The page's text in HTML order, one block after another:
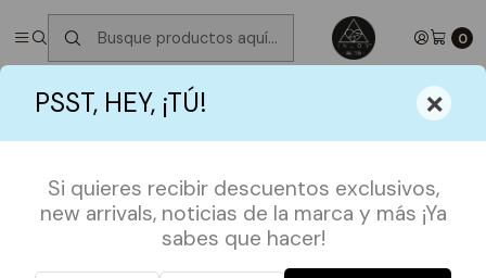
PSST, HEY, ¡TÚ! ×
Si quieres recibir descuentos exclusivos,
new arrivals, noticias de la marca y más ¡Ya
sabes que hacer!
0
✮ ⋆ ˚｡𖦹 ⋆｡°✩Próximos Despachos martes 11 de Agosto
⋆｡°✩
Polera Karma is a Cat Taylor Swift